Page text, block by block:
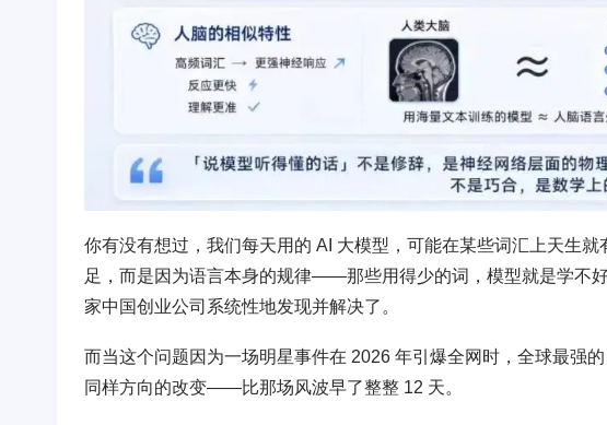
你有没有想过，我们每天用的 AI 大模型，可能在某些词汇上天生
足，而是因为语言本身的规律——那些用得少的词，模型就是学不
家中国创业公司系统性地发现并解决了。
而当这个问题因为一场明星事件在 2026 年引爆全网时，全球最强
同样方向的改变——比那场风波早了整整 12 天。